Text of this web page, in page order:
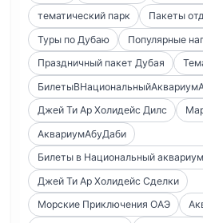
тематический парк
Пакеты
Туры по Дубаю
Популярные
Праздничный пакет Дубая
Джей Ти Ар Холидейс Дилс
АквариумАбуДаби
Билеты в Национальный
Джей Ти Ар Холидейс Сделки
Морские Приключения ОАЭ